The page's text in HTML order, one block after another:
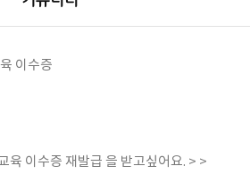
이수증
육 이수증 재발급 을 받고싶어요. > >